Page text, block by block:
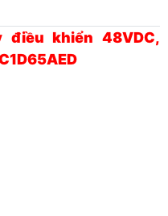
điều khiển 48VDC,